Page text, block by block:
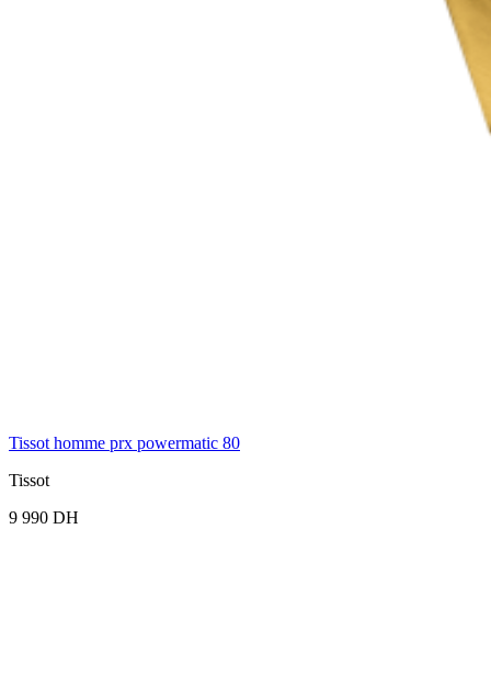
Tissot homme prx powermatic 80
Tissot
9 990 DH